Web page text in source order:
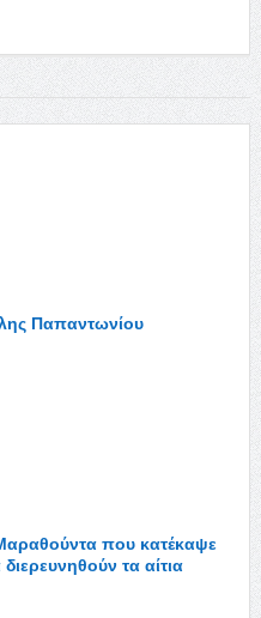
Παπαντωνίου
που κατέκαψε
τα αίτια